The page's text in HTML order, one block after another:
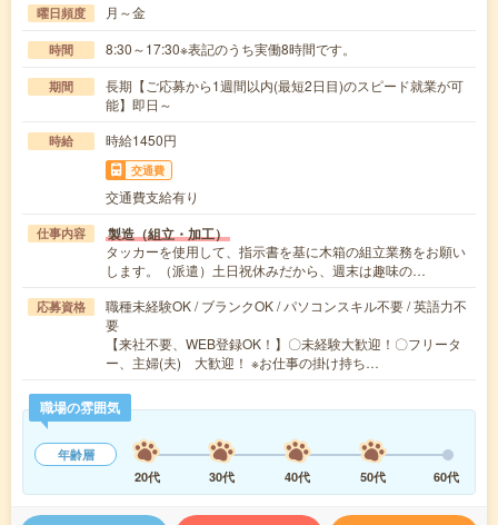
曜日頻度 月～金
時間 8:30～17:30※表記のうち実働8時間です。
期間
長期【ご応募から1週間以内(最短2日目)のスピード就業が可
能】即日～
時給 時給1450円
交通費
交通費支給有り
仕事内容 製造（組立・加工）
タッカーを使用して、指示書を基に木箱の組立業務をお願い
します。（派遣）土日祝休みだから、週末は趣味の…
応募資格
職種未経験OK / ブランクOK / パソコンスキル不要 / 英語力不
要
【来社不要、WEB登録OK！】〇未経験大歓迎！〇フリータ
ー、主婦(夫) 大歓迎！ ※お仕事の掛け持ち…
職場の雰囲気
年齢層
20代
30代 40代 50代 60代